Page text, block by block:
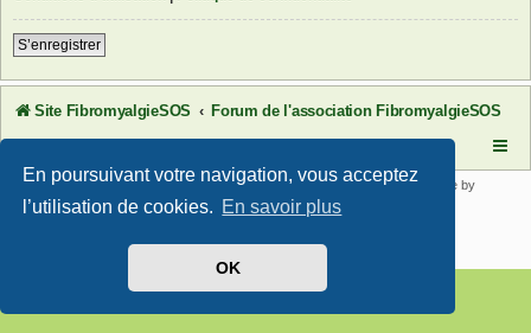
En poursuivant votre navigation, vous acceptez
l’utilisation de cookies. En savoir plus
OK
S’enregistrer
Site FibromyalgieSOS Forum de l'association FibromyalgieSOS
Développé parphpBB® Forum Software © phpBB Limited | SE Square by
PhpBB3 BBCodes
Confidentialité|Conditions